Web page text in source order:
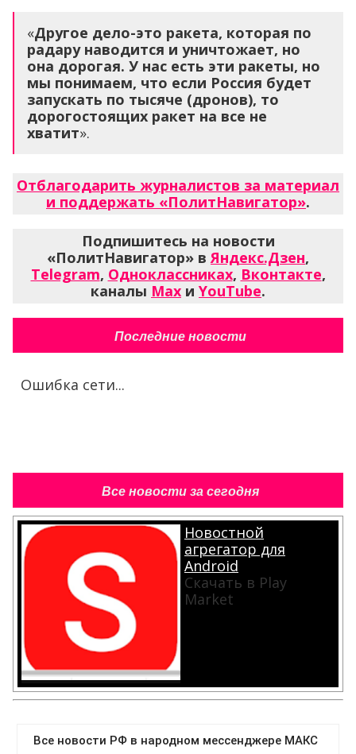
«Другое дело-это ракета, которая по
радару наводится и уничтожает, но
она дорогая. У нас есть эти ракеты, но
мы понимаем, что если Россия будет
запускать по тысяче (дронов), то
дорогостоящих ракет на все не
хватит».
Отблагодарить журналистов за материал
и поддержать «ПолитНавигатор».
Подпишитесь на новости
«ПолитНавигатор» вЯндекс.Дзен,
Telegram, Одноклассниках, Вконтакте,
каналы Max и YouTube.
Последние новости
Ошибка сети...
Все новости за сегодня
Новостной
агрегатор для
Android
Скачать в Play
Market